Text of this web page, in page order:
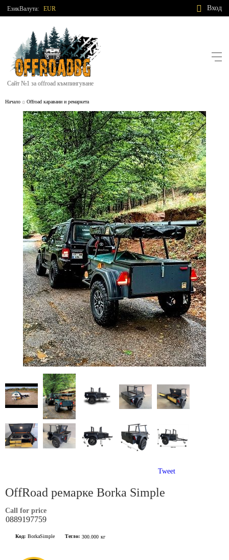
ЕзикВалута: EUR Вход
Сайт №1 за offroad къмпингуване
Начало Offroad каравани и ремаркета
Tweet
OffRoad ремарке Borka Simple
Call for price
0889197759
Код: BorkaSimple Тегло: 300.000 кг